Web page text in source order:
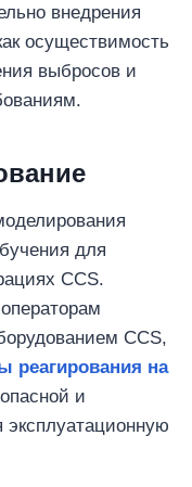
внедрения
осуществимость
выбросов и
для
CCS.
CCS,
реагирования на
и